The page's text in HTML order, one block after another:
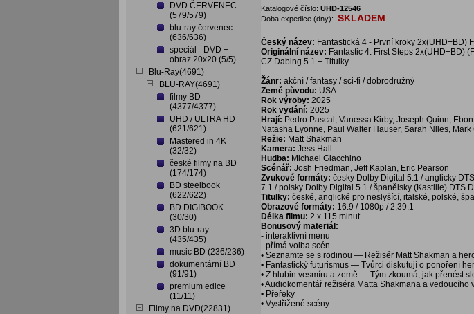
DVD ČERVENEC
(579/579)
blu-ray červenec
(636/636)
speciál - DVD +
obraz 20x20 (5/5)
Blu-Ray(4691)
BLU-RAY(4691)
filmy BD
(4377/4377)
UHD / ULTRA HD
(621/621)
Mastered in 4K
(32/32)
české filmy na BD
(174/174)
BD steelbook
(622/622)
BD DIGIBOOK
(30/30)
3D blu-ray
(435/435)
music BD (236/236)
dokumentární BD
(91/91)
premium edice
(11/11)
Filmy na DVD(22831)
Katalogové číslo: UHD-12546
Doba expedice (dny): SKLADEM
Český název: Fantastická 4 - První kroky 2x(UHD+BD)
Originální název: Fantastic 4: First Steps 2x(UHD+BD)
CZ Dabing 5.1 + Titulky
Žánr: akční / fantasy / sci-fi / dobrodružný
Země původu: USA
Rok výroby: 2025
Rok vydání: 2025
Hrají: Pedro Pascal, Vanessa Kirby, Joseph Quinn,
Natasha Lyonne, Paul Walter Hauser, Sarah Niles, Mark
Režie: Matt Shakman
Kamera: Jess Hall
Hudba: Michael Giacchino
Scénář: Josh Friedman, Jeff Kaplan, Eric Pearson
Zvukové formáty: česky Dolby Digital 5.1 / anglicky
7.1 / polsky Dolby Digital 5.1 / španělsky (Kastilie) DTS
Titulky: české, anglické pro neslyšící, italské, polské,
Obrazové formáty: 16:9 / 1080p / 2,39:1
Délka filmu: 2 x 115 minut
Bonusový materiál:
- interaktivní menu
- přímá volba scén
• Seznamte se s rodinou — Režisér Matt Shakman a
• Fantastický futurismus — Tvůrci diskutují o ponoření
• Z hlubin vesmíru a země — Tým zkoumá, jak přenést
• Audiokomentář režiséra Matta Shakmana a vedoucího
• Přeřeky
• Vystřižené scény